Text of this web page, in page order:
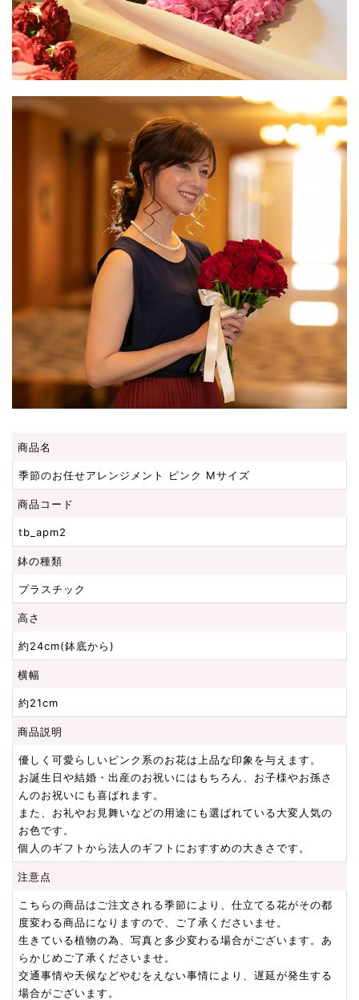
商品名
季節のお任せアレンジメント ピンク Mサイズ
商品コード
tb_apm2
鉢の種類
プラスチック
高さ
約24cm(鉢底から)
横幅
約21cm
商品説明
優しく可愛らしいピンク系のお花は上品な印象を与えます。
お誕生日や結婚・出産のお祝いにはもちろん、お子様やお孫さ
んのお祝いにも喜ばれます。
また、お礼やお見舞いなどの用途にも選ばれている大変人気の
お色です。
個人のギフトから法人のギフトにおすすめの大きさです。
注意点
こちらの商品はご注文される季節により、仕立てる花がその都
度変わる商品になりますので、ご了承くださいませ。
生きている植物の為、写真と多少変わる場合がございます。あ
らかじめご了承くださいませ。
交通事情や天候などやむをえない事情により、遅延が発生する
場合がございます。